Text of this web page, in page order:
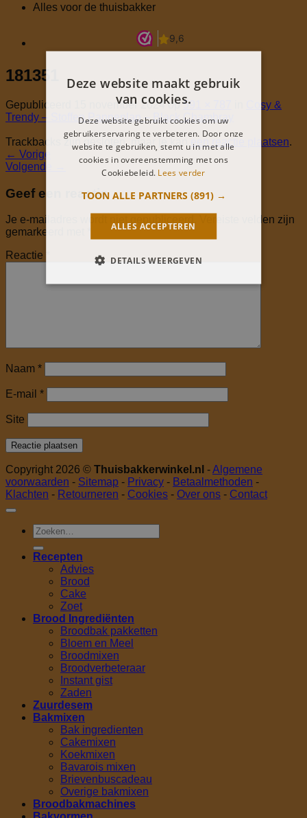
Alles voor de thuisbakker
181351
Gepubliceerd 15 november 2024op591 × 787
Cosy &
Trendy – Stoffen Pannenlap – Black Chambray
Trackbacks zijn gesloten, maar je kan een reactie plaatsen.
← Vorige
Volgende
Geef een reactie
Je e-mailadres wordt niet gepubliceerd.
Vereiste velden zijn
gemarkeerd met
Reactie
Naam *
E-mail *
Site
Copyright 2026 © Thuisbakkerwinkel.nl -Algemene
voorwaarden - Sitemap - Privacy - Betaalmethoden -
Klachten - Retourneren - Cookies - Over ons - Contact
Zoeken
naar:
Recepten
Advies
Brood
Cake
Zoet
Brood Ingrediënten
Broodbak pakketten
Bloem en Meel
Broodmixen
Broodverbeteraar
Instant gist
Zaden
Zuurdesem
Bakmixen
Bak ingredienten
Cakemixen
Koekmixen
Bavarois mixen
Brievenbuscadeau
Overige bakmixen
Broodbakmachines
Deze website maakt gebruik
van cookies.
Deze website gebruikt cookies om uw
gebruikerservaring te verbeteren. Door onze
website te gebruiken, stemt u in met alle
cookies in overeenstemming met ons
Cookiebeleid. Lees verder
TOON ALLE PARTNERS (891) →
ALLES ACCEPTEREN
DETAILS WEERGEVEN